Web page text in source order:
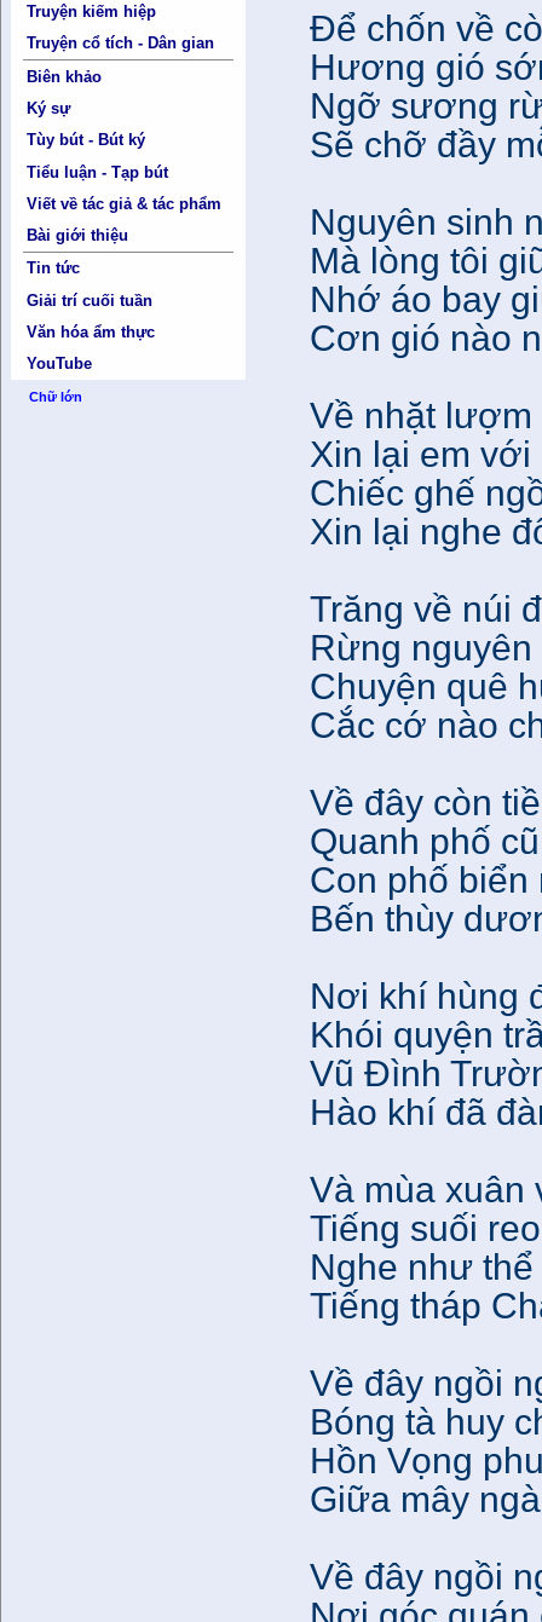
Truyện kiếm hiệp
Truyện cổ tích - Dân gian
Biên khảo
Ký sự
Tùy bút - Bút ký
Tiểu luận - Tạp bút
Viết về tác giả & tác phẩm
Bài giới thiệu
Tin tức
Giải trí cuối tuần
Văn hóa ẩm thực
YouTube
Chữ lớn
Để chốn về
Hương gió
Ngỡ sương
Sẽ chỡ đầy
Nguyên sinh
Mà lòng tôi
Nhớ áo bay
Cơn gió nào
Về nhặt
Xin lại em
Chiếc ghế
Xin lại nghe
Trăng về núi
Rừng
Chuyện quê
Cắc cớ nào
Về đây còn
Quanh phố
Con phố biển
Bến thùy
Nơi khí hùng
Khói quyện
Vũ Đình
Hào khí đã
Và mùa xuân
Tiếng suối
Nghe như
Tiếng tháp
Về đây ngồi
Bóng tà huy
Hồn Vọng
Giữa mây
Về đây ngồi